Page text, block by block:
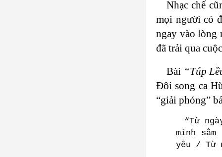
Nhạc chế
mọi người có
ngay vào lòng
đã trải qua
Bài “Túp
Đôi song ca
“giải phóng”
“Từ
mình
yêu / Từ